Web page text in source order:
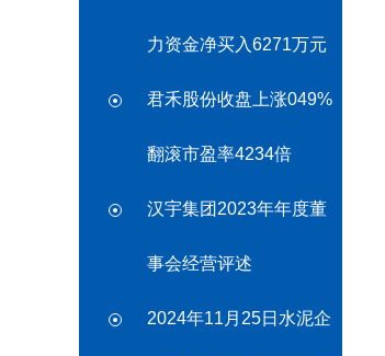
力资金净买入6271万元
君禾股份收盘上涨049%
翻滚市盈率4234倍
汉宇集团2023年年度董
事会经营评述
2024年11月25日水泥企